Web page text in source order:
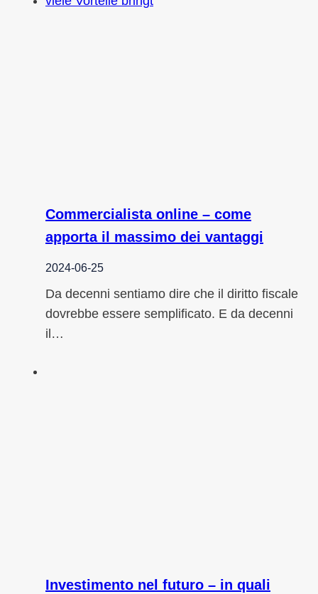
Commercialista online – come
apporta il massimo dei vantaggi
2024-06-25
Da decenni sentiamo dire che il diritto fiscale
dovrebbe essere semplificato. E da decenni
il…
Investimento nel futuro – in quali